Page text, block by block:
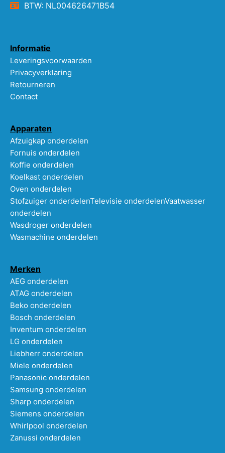
BTW: NL004626471B54
Informatie
Leveringsvoorwaarden
Privacyverklaring
Retourneren
Contact
Apparaten
Afzuigkap onderdelen
Fornuis onderdelen
Koffie onderdelen
Koelkast onderdelen
Oven onderdelen
Stofzuiger onderdelenTelevisie onderdelenVaatwasser
onderdelen
Wasdroger onderdelen
Wasmachine onderdelen
Merken
AEG onderdelen
ATAG onderdelen
Beko onderdelen
Bosch onderdelen
Inventum onderdelen
LG onderdelen
Liebherr onderdelen
Miele onderdelen
Panasonic onderdelen
Samsung onderdelen
Sharp onderdelen
Siemens onderdelen
Whirlpool onderdelen
Zanussi onderdelen